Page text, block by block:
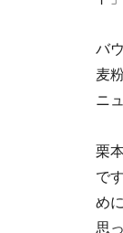
バ
麦
ニ
栗
で
め
思